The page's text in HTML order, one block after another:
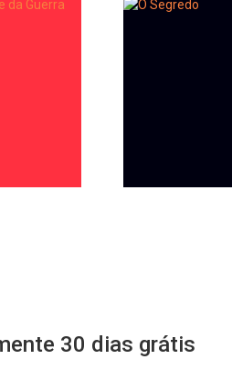
30 dias grátis